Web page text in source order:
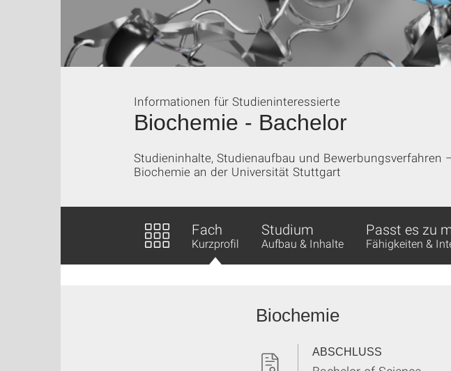
Biochemie - Bachelor
Informationen für Studieninteressierte
Studieninhalte, Studienaufbau und
Biochemie an der Universität Stuttgart
Fach
Kurzprofil
Studium
Aufbau & Inhalte
Passt es zu
Fähigkeiten &
Biochemie
ABSCHLUSS